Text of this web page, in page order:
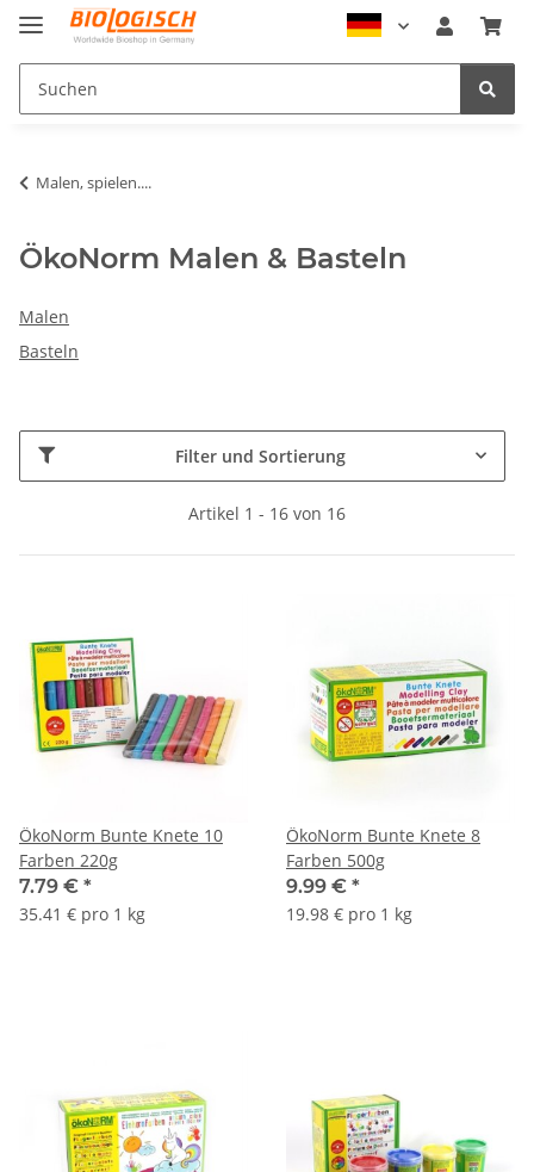
Malen, spielen....
ÖkoNorm Malen & Basteln
Malen
Basteln
Filter und Sortierung
Artikel 1 - 16 von 16
ÖkoNorm Bunte Knete 10
Farben 220g
7.79 € *
35.41 € pro 1 kg
ÖkoNorm Bunte Knete 8
Farben 500g
9.99 € *
19.98 € pro 1 kg